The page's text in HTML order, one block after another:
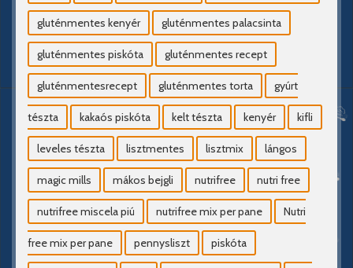
gluténmentes kenyér gluténmentes palacsinta
gluténmentes piskóta gluténmentes recept
gluténmentesrecept gluténmentes torta gyúrt
tészta kakaós piskóta kelt tészta kenyér kifli
leveles tészta lisztmentes lisztmix lángos
magic mills mákos bejgli nutrifree nutri free
nutrifree miscela piú nutrifree mix per pane Nutri
free mix per pane pennysliszt piskóta